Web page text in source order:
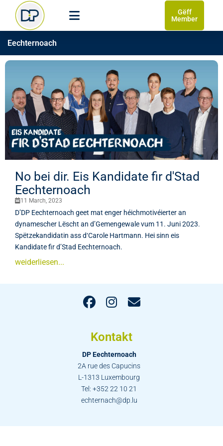
Gëff
Member
Eechternoach
No bei dir. Eis Kandidate fir d'Stad
Eechternoach
11 March, 2023
D’DP Eechternoach geet mat enger héichmotivéierter an
dynamescher Lëscht an d’Gemengewale vum 11. Juni 2023.
Spëtzekandidatin ass d‘Carole Hartmann. Hei sinn eis
Kandidate fir d’Stad Eechternoach.
weiderliesen...
Kontakt
DP Eechternoach
2A rue des Capucins
L-1313 Luxembourg
Tel: +352 22 10 21
echternach@dp.lu